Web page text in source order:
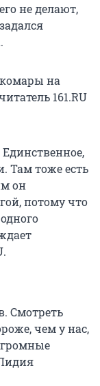
не делают,
на
161.RU
Там тоже есть
он
потому что
Смотреть
чем у нас,